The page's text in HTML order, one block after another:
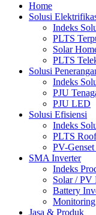
Home
Solusi
Indeks
PLTS
Solar
PLTS
Solusi
Indeks
PJU
PJU LED
Solusi Efisiensi
Indeks
PLTS
PV-
SMA Inverter
Indeks
Solar / PV
Battery
Jasa & Produk